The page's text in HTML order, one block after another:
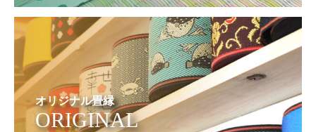
オリジナル畳縁
ORIGINAL